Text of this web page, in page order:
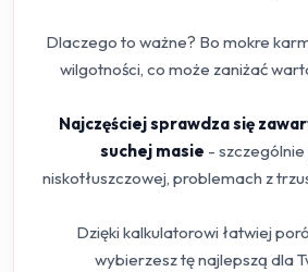
Dlaczego to ważne? Bo mokre
wilgotności, co może zaniżać
Najczęściej sprawdza się
suchej masie -
niskotłuszczowej, problemach z
Dzięki kalkulatorowi łatwiej
wybierzesz tę najlepszą dla